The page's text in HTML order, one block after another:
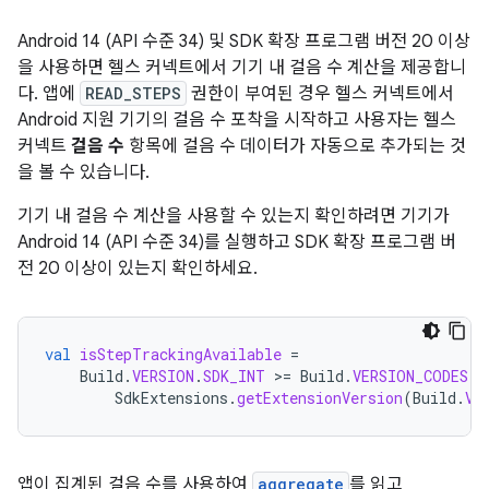
Android 14 (API 수준 34) 및 SDK 확장 프로그램 버전 20 이상
을 사용하면 헬스 커넥트에서 기기 내 걸음 수 계산을 제공합니
다. 앱에
READ_STEPS 권한이 부여된 경우 헬스 커넥트에서
Android 지원 기기의 걸음 수 포착을 시작하고 사용자는 헬스
커넥트 걸음 수 항목에 걸음 수 데이터가 자동으로 추가되는 것
을 볼 수 있습니다.
기기 내 걸음 수 계산을 사용할 수 있는지 확인하려면 기기가
Android 14 (API 수준 34)를 실행하고 SDK 확장 프로그램 버
전 20 이상이 있는지 확인하세요.
val isStepTrackingAvailable =
Build .VERSION .SDK_INT >= Build .VERSION_CODES
SdkExtensions .getExtensionVersion(Build .
앱이 집계된 걸음 수를 사용하여 aggregate 를 읽고